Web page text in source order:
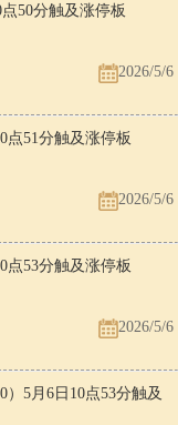
50分触及涨停板
2026/5/6
点51分触及涨停板
2026/5/6
点53分触及涨停板
2026/5/6
5月6日10点53分触及